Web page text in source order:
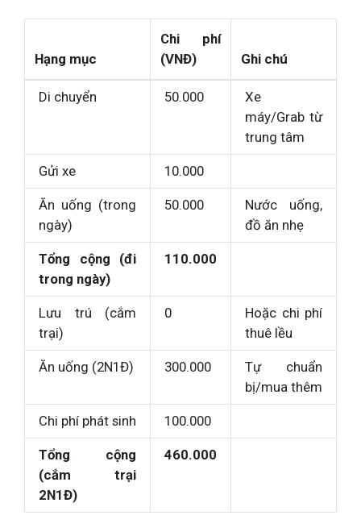
Hạng mục
Chi phí
(VNĐ)
Ghi chú
Di chuyển 50.000
Xe
máy/Grab từ
trung tâm
Gửi xe 10.000
Ăn uống (trong
ngày)
50.000
Nước uống,
đồ ăn nhẹ
Tổng cộng (đi
trong ngày)
110.000
Lưu trú (cắm
trại)
0
Hoặc chi phí
thuê lều
Ăn uống (2N1Đ) 300.000
Tự chuẩn
bị/mua thêm
Chi phí phát sinh 100.000
Tổng cộng
(cắm trại
2N1Đ)
460.000